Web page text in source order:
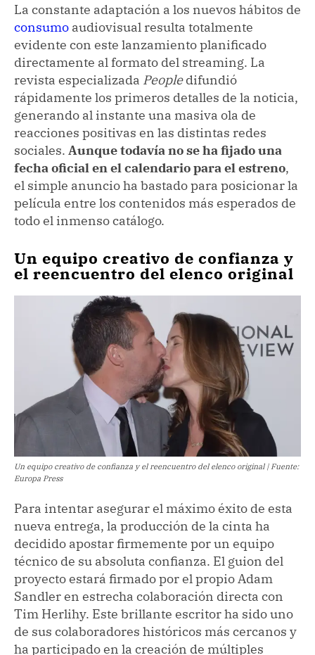
La constante adaptación a los nuevos hábitos de
consumo audiovisual resulta totalmente
evidente con este lanzamiento planificado
directamente al formato del streaming. La
revista especializada Peopledifundió
rápidamente los primeros detalles de la noticia,
generando al instante una masiva ola de
reacciones positivas en las distintas redes
sociales. Aunque todavía no se ha fijado una
fecha oficial en el calendario para el estreno,
el simple anuncio ha bastado para posicionar la
película entre los contenidos más esperados de
todo el inmenso catálogo.
Un equipo creativo de confianza y
el reencuentro del elenco original
Un equipo creativo de confianza y el reencuentro del elenco original | Fuente:
Europa Press
Para intentar asegurar el máximo éxito de esta
nueva entrega, la producción de la cinta ha
decidido apostar firmemente por un equipo
técnico de su absoluta confianza. El guion del
proyecto estará firmado por el propio Adam
Sandler en estrecha colaboración directa con
Tim Herlihy. Este brillante escritor ha sido uno
de sus colaboradores históricos más cercanos y
ha participado en la creación de múltiples